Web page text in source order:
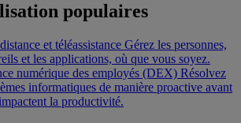
populaires
et téléassistance Gérez les personnes,
et les applications, où que vous soyez.
numérique des employés (DEX) Résolvez
informatiques de manière proactive avant
la productivité.